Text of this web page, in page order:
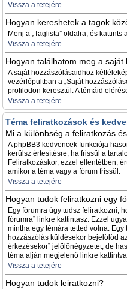
Vissza a tetejére
Hogyan kereshetek a tagok
Menj a „Taglista” oldalra, és
Vissza a tetejére
Hogyan találhatom meg a
A saját hozzászólásaidhoz
vezérlőpultban a „Saját
profilodon keresztül. A témáid
Vissza a tetejére
Téma feliratkozások és
Mi a különbség a feliratkozás
A phpBB3 kedvencek funkciója
kerülsz értesítésre, ha frissül a
Feliratkozáskor, ezzel ellentétben,
amikor a téma vagy a fórum frissül.
Vissza a tetejére
Hogyan tudok feliratkozni egy
Egy fórumra úgy tudsz feliratkozni,
fórumra” linkre kattintasz. Ezzel
mintha egy témára tetted volna.
hozzászólás küldésekor bejelölöd
érkezésekor” jelölőnégyzetet, de
téma alján megjelenő linkre
Vissza a tetejére
Hogyan tudok leiratkozni?